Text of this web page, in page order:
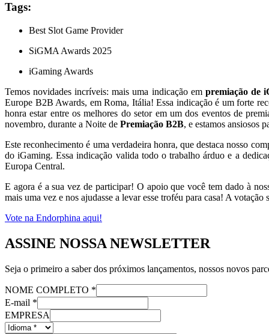
Tags:
Best Slot Game Provider
SiGMA Awards 2025
iGaming Awards
Temos novidades incríveis: mais uma indicação em premiação de
Europe B2B Awards, em Roma, Itália! Essa indicação é um forte
honra estar entre os melhores do setor em um dos eventos de
novembro, durante a Noite de Premiação B2B, e estamos ansiosos
Este reconhecimento é uma verdadeira honra, que destaca nosso
do iGaming. Essa indicação valida todo o trabalho árduo e a
Europa Central.
E agora é a sua vez de participar! O apoio que você tem dado à
mais uma vez e nos ajudasse a levar esse troféu para casa! A votação
Vote na Endorphina aqui!
ASSINE NOSSA NEWSLETTER
Seja o primeiro a saber dos próximos lançamentos, nossos novos
NOME COMPLETO *
E-mail *
EMPRESA